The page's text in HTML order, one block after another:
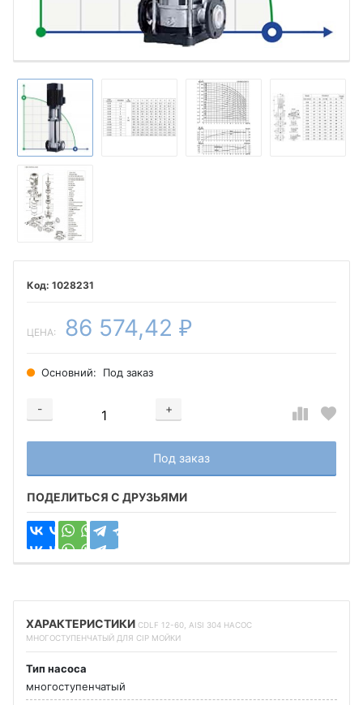
1028231
ЦЕНА: 86 574,42 ₽
Основний: Под заказ
-
+
Добавляется...
Под заказ
Добавлен
ПОДЕЛИТЬСЯ С ДРУЗЬЯМИ
ХАРАКТЕРИСТИКИ CDLF 12-60, AISI 304 НАСОС
МНОГОСТУПЕНЧАТЫЙ ДЛЯ CIP МОЙКИ
Тип насоса
многоступенчатый